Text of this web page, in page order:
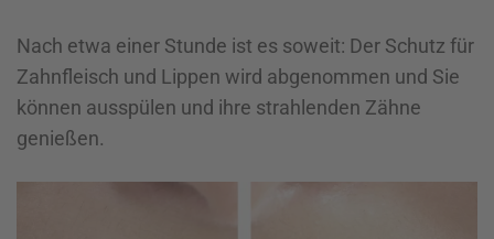
Nach etwa einer Stunde ist es soweit: Der Schutz für
Zahnfleisch und Lippen wird abgenommen und Sie
können ausspülen und ihre strahlenden Zähne
genießen.